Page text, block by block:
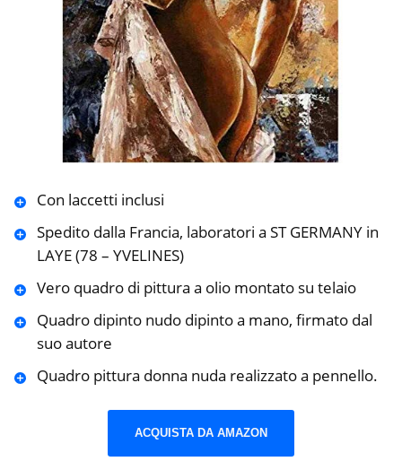
Con laccetti inclusi
Spedito dalla Francia, laboratori a ST GERMANY in
LAYE (78 – YVELINES)
Vero quadro di pittura a olio montato su telaio
Quadro dipinto nudo dipinto a mano, firmato dal
suo autore
Quadro pittura donna nuda realizzato a pennello.
ACQUISTA DA AMAZON